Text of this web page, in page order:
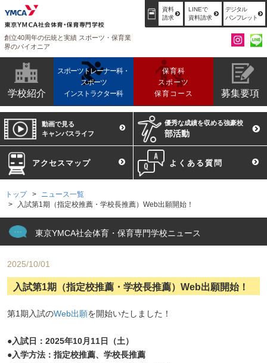
創立40周年の伝統と実績 スポーツ・保育業
界のパイオニア
資料
請求
LINEで
資料請求
デジタル
パンフレット
学校紹介
スポーツトレーナー科・
スポーツ
インストラクター科
保育科
スポーツ
保育コース
募集要項
動画で見る
キャンパスライフ
優秀な成績を収める強豪校
部活動
アクセスマップ よくある質問
トップ
ニュース一覧
入試第1期（指定校推薦・学校長推薦）Web出願開始！
東京YMCA社会体育・保育専門学校ニュース
2025/10/01
入試第1期（指定校推薦・学校長推薦）Web出願開始！
第1期入試のWeb出願を開始いたしました！
●入試日：2025年10月11日（土）
●入学方法：指定校推薦、学校長推薦